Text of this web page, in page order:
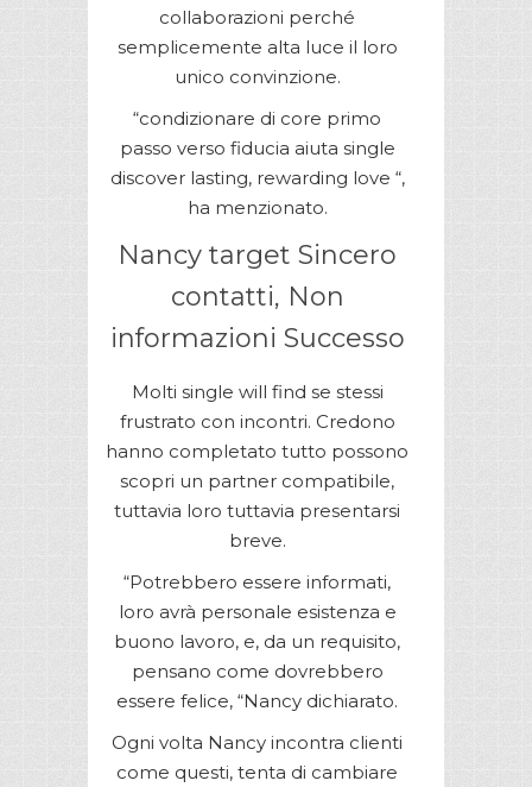
collaborazioni perché
semplicemente alta luce il loro
unico convinzione.
“condizionare di core primo
passo verso fiducia aiuta single
discover lasting, rewarding love “,
ha menzionato.
Nancy target Sincero
contatti, Non
informazioni Successo
Molti single will find se stessi
frustrato con incontri. Credono
hanno completato tutto possono
scopri un partner compatibile,
tuttavia loro tuttavia presentarsi
breve.
“Potrebbero essere informati,
loro avrà personale esistenza e
buono lavoro, e, da un requisito,
pensano come dovrebbero
essere felice, “Nancy dichiarato.
Ogni volta Nancy incontra clienti
come questi, tenta di cambiare